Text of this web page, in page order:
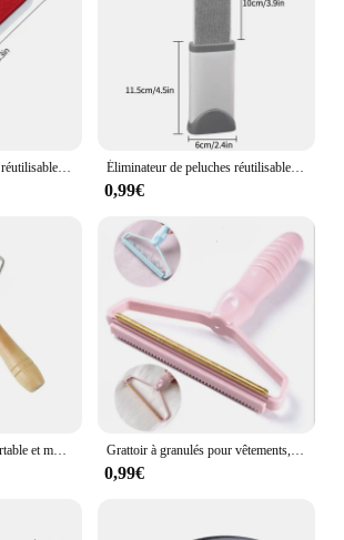
Éliminateur de peluches réutilisable pour vêtements magiques, brosse à rouleau de fourrure de poils de chat pour animaux de compagnie, brosses de livres de dépoussiérage, outil de nettoyage manuel
0,99€
0,99€